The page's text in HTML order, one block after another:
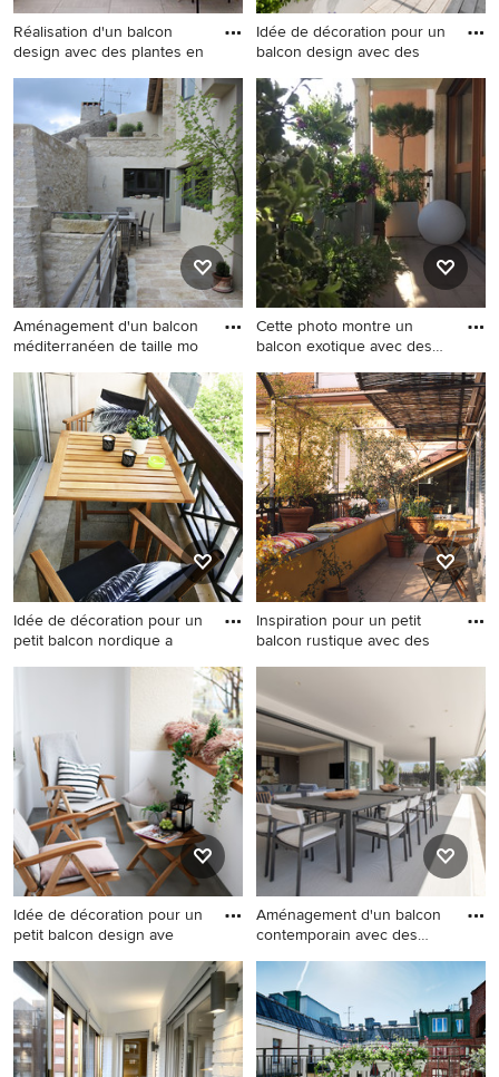
Réalisation d'un balcon
design avec des plantes en
Réalisation d'un balcon
design avec des plantes en
pot et aucune couverture.
Idée de décoration pour un
balcon design avec des
Idée de décoration pour un
balcon design avec des
plantes en pot et aucune
couverture.
Aménagement d'un balcon
méditerranéen de taille mo
Aménagement d'un balcon
méditerranéen de taille
moyenne avec des plantes
en pot et aucune couverture.
Cette photo montre un
balcon exotique avec des
Cette photo montre un
balcon exotique avec des
plantes en pot.
Idée de décoration pour un
petit balcon nordique a
Idée de décoration pour un
petit balcon nordique avec
des plantes en pot et un
garde-corps en matériaux
mixtes.
Inspiration pour un petit
balcon rustique avec des
Inspiration pour un petit
balcon rustique avec des
plantes en pot et un auvent.
Idée de décoration pour un
petit balcon design ave
Idée de décoration pour un
petit balcon design avec des
plantes en pot.
Aménagement d'un balcon
contemporain avec des
Aménagement d'un balcon
contemporain avec des
plantes en pot, une
extension de toiture et un
garde-corps en verre.